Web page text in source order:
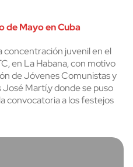
de Mayo en Cuba
concentración juvenil en el
en La Habana, con motivo
de Jóvenes Comunistas y
José Martí,y donde se puso
convocatoria a los festejos